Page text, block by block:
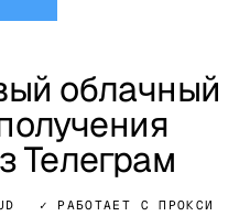
облачный
Телеграм
✓ РАБОТАЕТ С ПРОКСИ